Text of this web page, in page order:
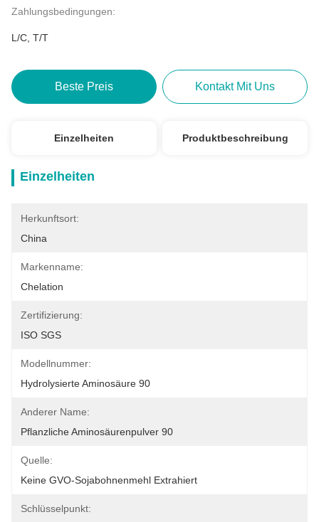
Zahlungsbedingungen:
L/C, T/T
Beste Preis Kontakt Mit Uns
Einzelheiten Produktbeschreibung
Einzelheiten
Herkunftsort:
China
Markenname:
Chelation
Zertifizierung:
ISO SGS
Modellnummer:
Hydrolysierte Aminosäure 90
Anderer Name:
Pflanzliche Aminosäurenpulver 90
Quelle:
Keine GVO-Sojabohnenmehl Extrahiert
Schlüsselpunkt: